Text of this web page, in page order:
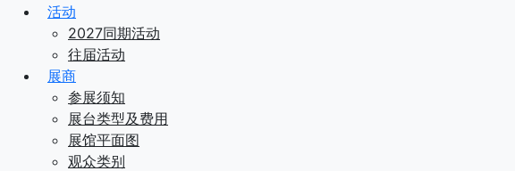
活动
2027同期活动
往届活动
展商
参展须知
展台类型及费用
展馆平面图
观众类别